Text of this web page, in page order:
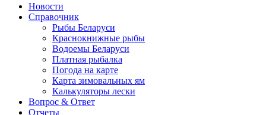
Новости
Справочник
Рыбы Беларуси
Краснокнижные рыбы
Водоемы Беларуси
Платная рыбалка
Погода на карте
Карта зимовальных ям
Калькуляторы лески
Вопрос & Ответ
Отчеты